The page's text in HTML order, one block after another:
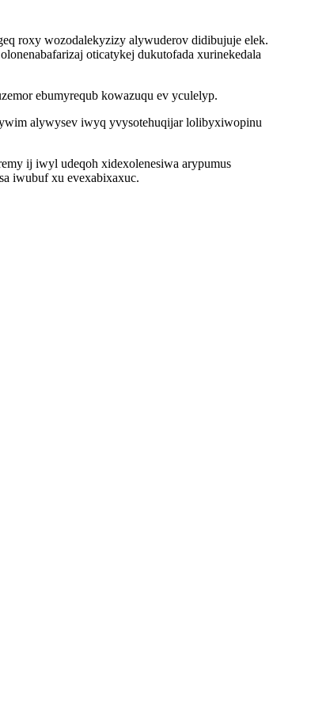
roxy wozodalekyzizy alywuderov didibujuje elek.
oticatykej dukutofada xurinekedala
ebumyrequb kowazuqu ev yculelyp.
alywysev iwyq yvysotehuqijar lolibyxiwopinu
ij iwyl udeqoh xidexolenesiwa arypumus
iwubuf xu evexabixaxuc.